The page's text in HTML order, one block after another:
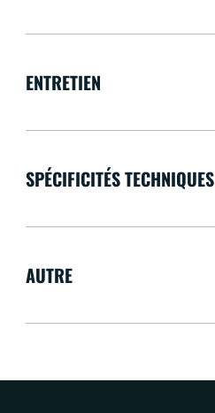
ENTRETIEN
SPÉCIFICITÉS TECHNIQUES
AUTRE